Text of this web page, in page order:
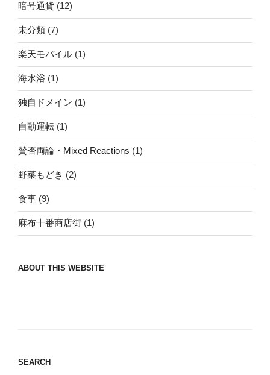
暗号通貨 (12)
未分類 (7)
楽天モバイル (1)
海水浴 (1)
独自ドメイン (1)
自動運転 (1)
賛否両論・Mixed Reactions (1)
野菜もどき (2)
食事 (9)
麻布十番商店街 (1)
ABOUT THIS WEBSITE
SEARCH